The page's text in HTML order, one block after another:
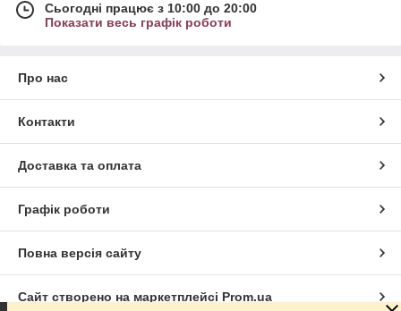
Сьогодні працює з 10:00 до 20:00
Показати весь графік роботи
Про нас
Контакти
Доставка та оплата
Графік роботи
Повна версія сайту
Сайт створено на маркетплейсі Prom.ua